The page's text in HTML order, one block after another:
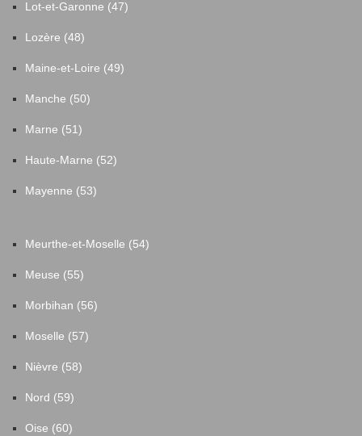
Lot-et-Garonne (47)
Lozère (48)
Maine-et-Loire (49)
Manche (50)
Marne (51)
Haute-Marne (52)
Mayenne (53)
Meurthe-et-Moselle (54)
Meuse (55)
Morbihan (56)
Moselle (57)
Nièvre (58)
Nord (59)
Oise (60)